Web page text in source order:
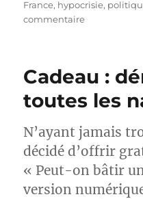
France, hypocrisie,
commentairesur
et
actualité
Cadeau :
toutes les
N’ayant jamais
décidé d’offrir
« Peut-on bâtir
version